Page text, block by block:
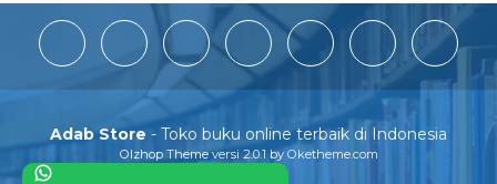
Adab Store - Toko buku online terbaik di Indonesia
Olzhop Themeversi 2.0.1 by Oketheme.com